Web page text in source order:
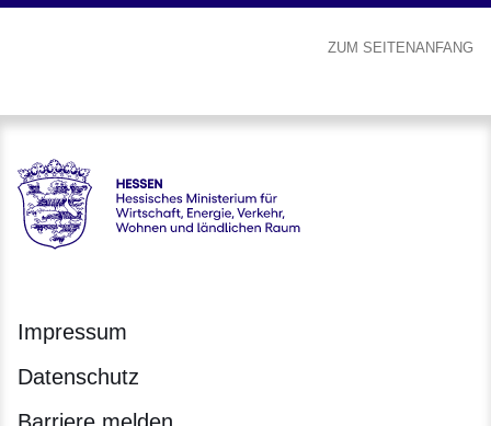
ZUM SEITENANFANG
karriere.justiz - Hessisches Ministerium der Justiz und für
Impressum
Datenschutz